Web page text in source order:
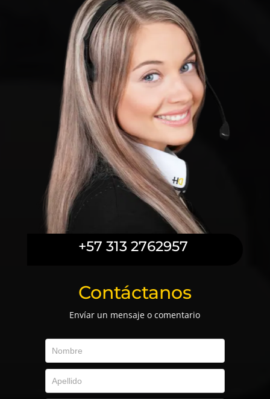
+57 313 2762957
Contáctanos
Envíar un mensaje o comentario